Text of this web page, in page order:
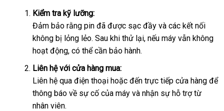
Kiểm tra kỹ lưỡng:
Đảm bảo rằng pin đã được sạc đầy và các kết nối
không bị lỏng lẻo. Sau khi thử lại, nếu máy vẫn không
hoạt động, có thể cần bảo hành.
Liên hệ với cửa hàng mua:
Liên hệ qua điện thoại hoặc đến trực tiếp cửa hàng để
thông báo về sự cố của máy và nhận sự hỗ trợ từ
nhân viên.